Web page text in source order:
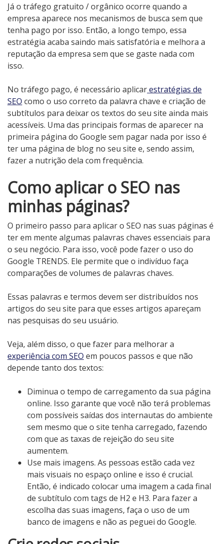
Já o tráfego gratuito / orgânico ocorre quando a
empresa aparece nos mecanismos de busca sem que
tenha pago por isso. Então, a longo tempo, essa
estratégia acaba saindo mais satisfatória e melhora a
reputação da empresa sem que se gaste nada com
isso.
No tráfego pago, é necessário aplicarestratégias de
SEO como o uso correto da palavra chave e criação de
subtítulos para deixar os textos do seu site ainda mais
acessíveis. Uma das principais formas de aparecer na
primeira página do Google sem pagar nada por isso é
ter uma página de blog no seu site e, sendo assim,
fazer a nutrição dela com frequência.
Como aplicar o SEO nas
minhas páginas?
O primeiro passo para aplicar o SEO nas suas páginas é
ter em mente algumas palavras chaves essenciais para
o seu negócio. Para isso, você pode fazer o uso do
Google TRENDS. Ele permite que o indivíduo faça
comparações de volumes de palavras chaves.
Essas palavras e termos devem ser distribuídos nos
artigos do seu site para que esses artigos apareçam
nas pesquisas do seu usuário.
Veja, além disso, o que fazer para melhorar a
experiência com SEO em poucos passos e que não
depende tanto dos textos:
Diminua o tempo de carregamento da sua página
online. Isso garante que você não terá problemas
com possíveis saídas dos internautas do ambiente
sem mesmo que o site tenha carregado, fazendo
com que as taxas de rejeição do seu site
aumentem.
Use mais imagens. As pessoas estão cada vez
mais visuais no espaço online e isso é crucial.
Então, é indicado colocar uma imagem a cada final
de subtítulo com tags de H2 e H3. Para fazer a
escolha das suas imagens, faça o uso de um
banco de imagens e não as peguei do Google.